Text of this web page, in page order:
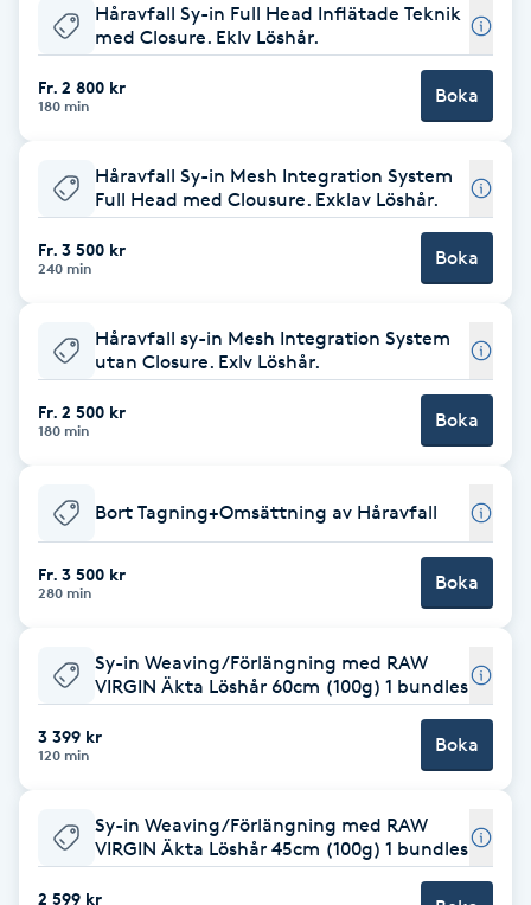
Fettreducering
Fibromassage
Fillers
Fotmassage
Fotvård
Fransar
Fransborttagning
Fransfärgning
Fransförlängning
Fransförlängning Megavolym
Fransförlängning Volym
Håravfall Sy-in Full Head Inflätade Teknik
med Closure. Eklv Löshår.
Fr. 2 800 kr
180 min Boka
Håravfall Sy-in Mesh Integration System
Full Head med Clousure. Exklav Löshår.
Fr. 3 500 kr
240 min Boka
Håravfall sy-in Mesh Integration System
utan Closure. Exlv Löshår.
Fr. 2 500 kr
180 min Boka
Bort Tagning+Omsättning av Håravfall
Fr. 3 500 kr
280 min Boka
Sy-in Weaving/Förlängning med RAW
VIRGIN Äkta Löshår 60cm (100g) 1 bundles
3 399 kr
120 min Boka
Sy-in Weaving/Förlängning med RAW
VIRGIN Äkta Löshår 45cm (100g) 1 bundles
2 599 kr